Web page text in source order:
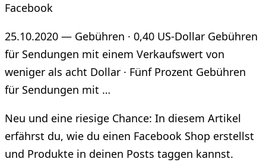
Facebook
25.10.2020 — Gebühren · 0,40 US-Dollar Gebühren
für Sendungen mit einem Verkaufswert von
weniger als acht Dollar · Fünf Prozent Gebühren
für Sendungen mit …
Neu und eine riesige Chance: In diesem Artikel
erfährst du, wie du einen Facebook Shop erstellst
und Produkte in deinen Posts taggen kannst.